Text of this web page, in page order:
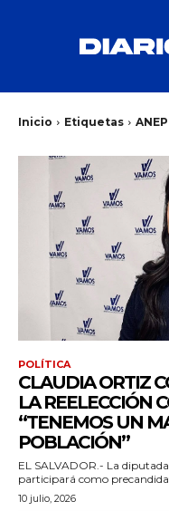
Inicio Etiquetas ANEP
POLÍTICA
CLAUDIA ORTIZ
LA REELECCIÓN
“TENEMOS UN
POBLACIÓN”
EL SALVADOR.- La
participará como
10 julio, 2026